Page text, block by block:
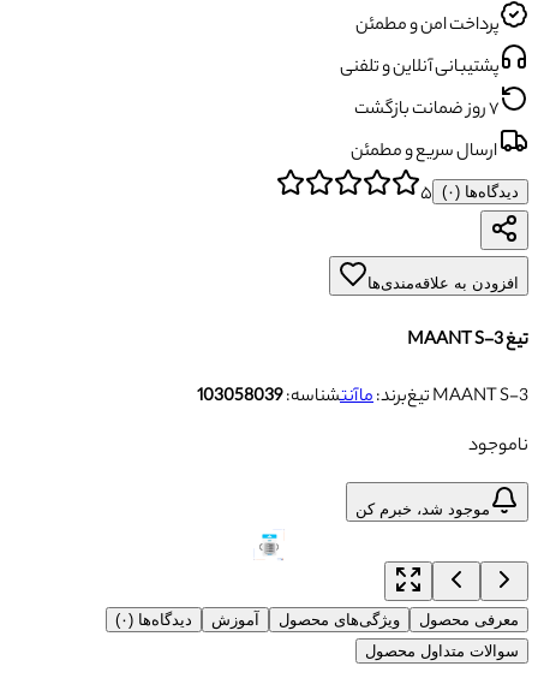
پرداخت امن و مطمئن
پشتیبانی آنلاین و تلفنی
۷ روز ضمانت بازگشت
ارسال سریع و مطمئن
دیدگاه‌ها (۰) ۵
افزودن به علاقه‌مندی‌ها
تیغ MAANT S-3
تیغ MAANT S-3
برند:ماآنتشناسه:103058039
ناموجود
موجود شد، خبرم کن
معرفی محصول ویژگی‌های محصول آموزش
دیدگاه‌ها (۰)
سوالات متداول محصول